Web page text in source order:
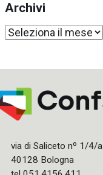
Archivi
Archivi
via di Saliceto nº 1/4/a
40128 Bologna